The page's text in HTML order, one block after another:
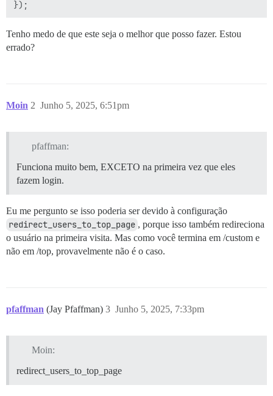
Tenho medo de que este seja o melhor que posso fazer. Estou
errado?
Moin Junho 5, 2025, 6:51pm
2
pfaffman:
Funciona muito bem, EXCETO na primeira vez que eles
fazem login.
Eu me pergunto se isso poderia ser devido à configuração
redirect_users_to_top_page , porque isso também redireciona
o usuário na primeira visita. Mas como você termina em /custom e
não em /top, provavelmente não é o caso.
pfaffman (Jay Pfaffman) Junho 5, 2025, 7:33pm
3
Moin:
redirect_users_to_top_page